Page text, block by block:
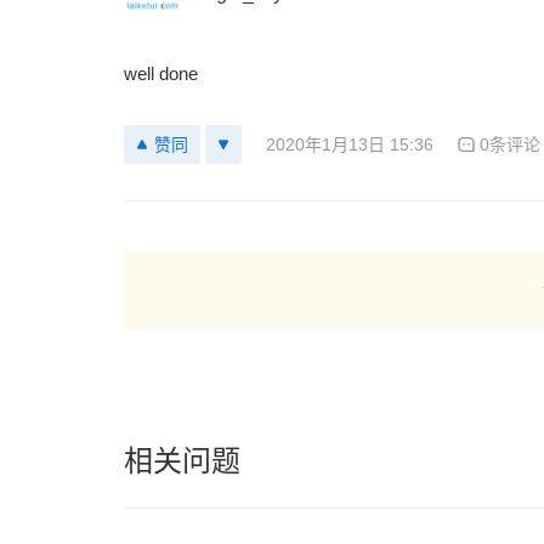
well done
赞同 2020年1月13日 15:36 0条评论
相关问题